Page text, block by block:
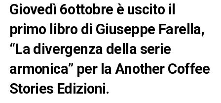
Giovedì 6ottobre è uscito il
primo libro di Giuseppe Farella,
“La divergenza della serie
armonica” per la Another Coffee
Stories Edizioni.